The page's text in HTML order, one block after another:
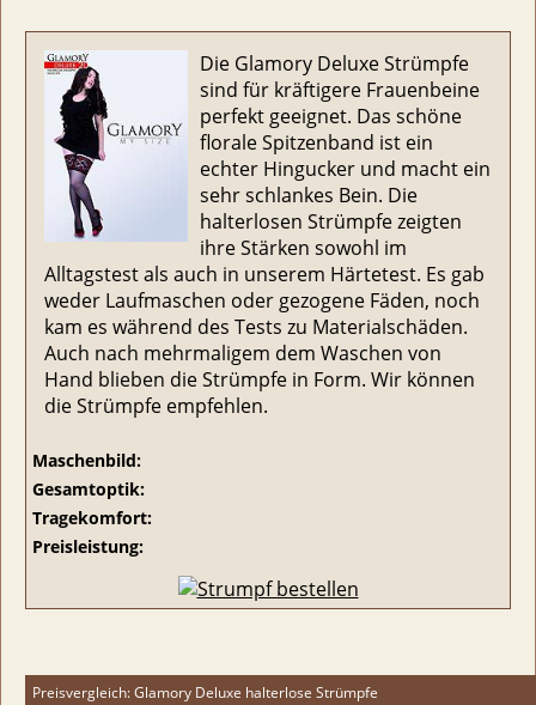
Die Glamory Deluxe Strümpfe
sind für kräftigere Frauenbeine
perfekt geeignet. Das schöne
florale Spitzenband ist ein
echter Hingucker und macht ein
sehr schlankes Bein. Die
halterlosen Strümpfe zeigten
ihre Stärken sowohl im
Alltagstest als auch in unserem Härtetest. Es gab
weder Laufmaschen oder gezogene Fäden, noch
kam es während des Tests zu Materialschäden.
Auch nach mehrmaligem dem Waschen von
Hand blieben die Strümpfe in Form. Wir können
die Strümpfe empfehlen.
Maschenbild:
Gesamtoptik:
Tragekomfort:
Preisleistung:
Preisvergleich: Glamory Deluxe halterlose Strümpfe